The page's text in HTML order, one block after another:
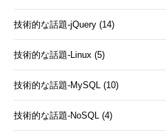
技術的な話題-jQuery (14)
技術的な話題-Linux (5)
技術的な話題-MySQL (10)
技術的な話題-NoSQL (4)